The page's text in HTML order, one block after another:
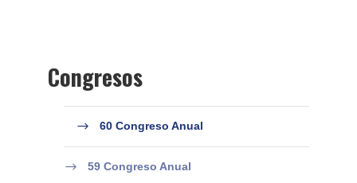
Congresos
60 Congreso Anual
59 Congreso Anual